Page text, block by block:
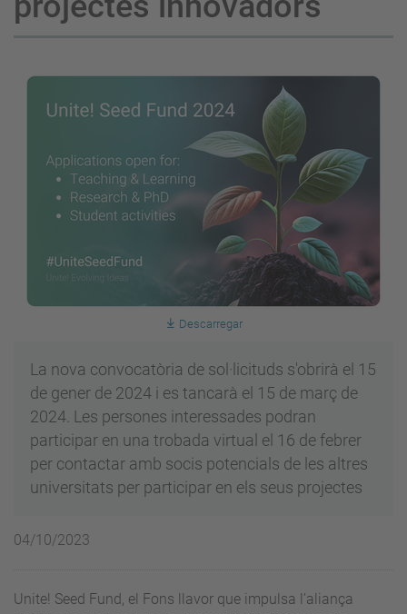
Descarregar
La nova convocatòria de sol·licituds s'obrirà el 15
de gener de 2024 i es tancarà el 15 de març de
2024. Les persones interessades podran
participar en una trobada virtual el 16 de febrer
per contactar amb socis potencials de les altres
universitats per participar en els seus projectes
04/10/2023
Unite! Seed Fund, el Fons llavor que impulsa l’aliança